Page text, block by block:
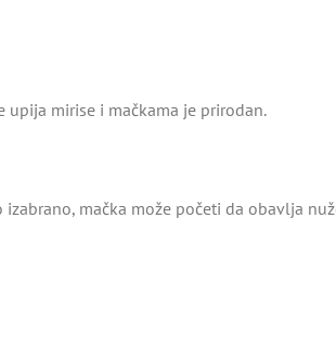
upija mirise i mačkama je prirodan.
mačka može početi da obavlja